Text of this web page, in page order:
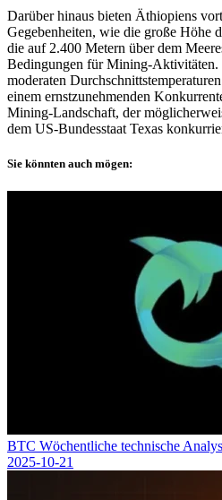
Darüber hinaus bieten Äthiopiens
Gegebenheiten, wie die große Höhe
die auf 2.400 Metern über dem
Bedingungen für Mining-Aktivitäten.
moderaten
einem ernstzunehmenden
Mining-Landschaft, der
dem US-Bundesstaat Texas
Sie könnten auch mögen:
BTC Wöchentliche technische
2025-10-21